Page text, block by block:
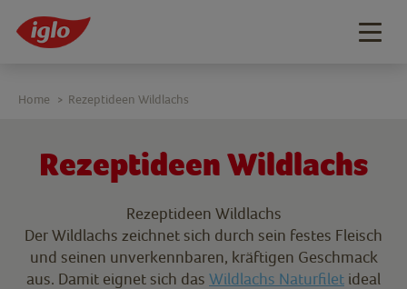
Rezeptideen Wildlachs
Rezeptideen Wildlachs
Der Wildlachs zeichnet sich durch sein festes Fleisch
und seinen unverkennbaren, kräftigen Geschmack
aus. Damit eignet sich das Wildlachs Naturfilet ideal
Home > Rezeptideen Wildlachs